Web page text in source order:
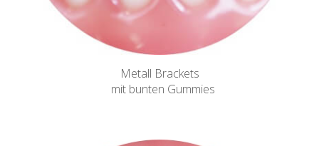
Metall Brackets
mit bunten Gummies